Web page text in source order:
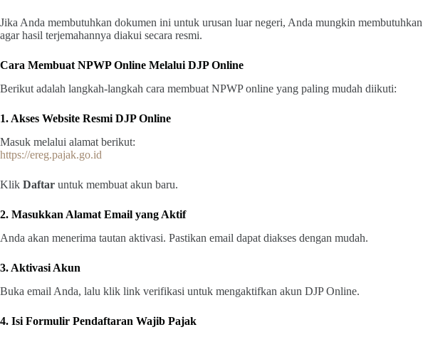
Jika Anda membutuhkan dokumen ini untuk urusan luar negeri, Anda mungkin membutuhkan
agar hasil terjemahannya diakui secara resmi.
Cara Membuat NPWP Online Melalui DJP Online
Berikut adalah langkah-langkah cara membuat NPWP online yang paling mudah diikuti:
1. Akses Website Resmi DJP Online
Masuk melalui alamat berikut:
https://ereg.pajak.go.id
Klik Daftar untuk membuat akun baru.
2. Masukkan Alamat Email yang Aktif
Anda akan menerima tautan aktivasi. Pastikan email dapat diakses dengan mudah.
3. Aktivasi Akun
Buka email Anda, lalu klik link verifikasi untuk mengaktifkan akun DJP Online.
4. Isi Formulir Pendaftaran Wajib Pajak